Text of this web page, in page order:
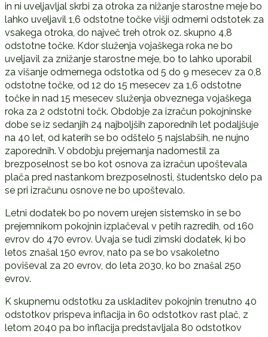
in ni uveljavljal skrbi za otroka za nižanje starostne meje bo
lahko uveljavil 1,6 odstotne točke višji odmerni odstotek za
vsakega otroka, do največ treh otrok oz. skupno 4,8
odstotne točke. Kdor služenja vojaškega roka ne bo
uveljavil za znižanje starostne meje, bo to lahko uporabil
za višanje odmernega odstotka od 5 do 9 mesecev za 0,8
odstotne točke, od 12 do 15 mesecev za 1,6 odstotne
točke in nad 15 mesecev služenja obveznega vojaškega
roka za 2 odstotni točk. Obdobje za izračun pokojninske
dobe se iz sedanjih 24 najboljših zaporednih let podaljšuje
na 40 let, od katerih se bo odštelo 5 najslabših, ne nujno
zaporednih. V obdobju prejemanja nadomestil za
brezposelnost se bo kot osnova za izračun upoštevala
plača pred nastankom brezposelnosti, študentsko delo pa
se pri izračunu osnove ne bo upoštevalo.
Letni dodatek bo po novem urejen sistemsko in se bo
prejemnikom pokojnin izplačeval v petih razredih, od 160
evrov do 470 evrov. Uvaja se tudi zimski dodatek, ki bo
letos znašal 150 evrov, nato pa se bo vsakoletno
poviševal za 20 evrov, do leta 2030, ko bo znašal 250
evrov.
K skupnemu odstotku za uskladitev pokojnin trenutno 40
odstotkov prispeva inflacija in 60 odstotkov rast plač, z
letom 2040 pa bo inflacija predstavljala 80 odstotkov